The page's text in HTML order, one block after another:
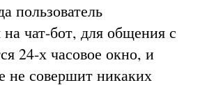
пользователь
чат-бот, для общения с
24-х часовое окно, и
не совершит никаких